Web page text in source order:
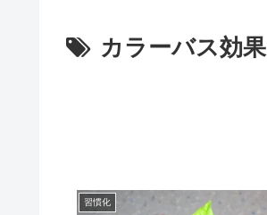
カラーバス効果
習慣化